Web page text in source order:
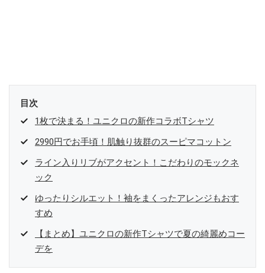
目次
1枚で決まる！ユニクロの新作コラボTシャツ
2990円でお手頃！肌触り抜群のスーピマコットン
ライン入りリブがアクセント！こだわりのモックネ
ック
ゆったりシルエット！袖をまくったアレンジもおす
すめ
【まとめ】ユニクロの新作Tシャツで夏の綺麗めコー
デを